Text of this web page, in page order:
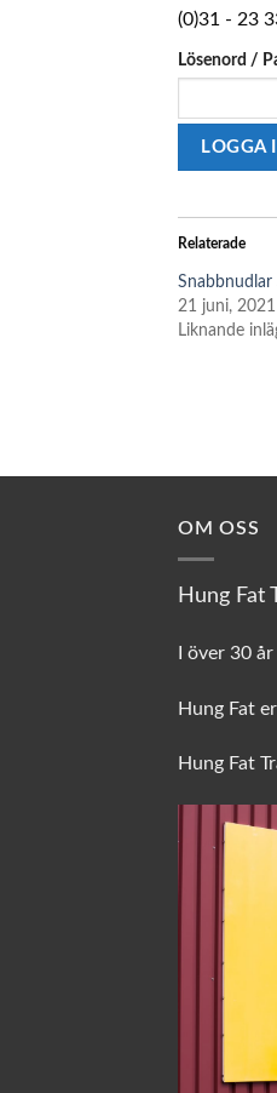
(0)31 - 23
Lösenord /
Relaterade
Snabbnudlar
21 juni, 2021
Liknande
OM OSS
Hung Fat
I över 30
Hung Fat
Hung Fat